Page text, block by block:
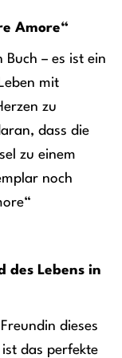
Amore“
– es ist ein
mit
zu
dass die
zu einem
noch
des Lebens in
dieses
das perfekte